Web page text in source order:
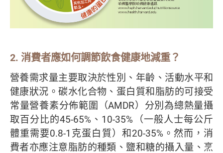
2. 消費者應如何調節飲食健康地減重？
營養需求量主要取決於性別、年齡、活動水平和
健康狀況。碳水化合物、蛋白質和脂肪的可接受
常量營養素分佈範圍（AMDR）分別為總熱量攝
取百分比的45-65%、10-35%（一般人士每公斤
體重需要0.8-1克蛋白質）和20-35%。然而，消
費者亦應注意脂肪的種類、鹽和糖的攝入量、烹